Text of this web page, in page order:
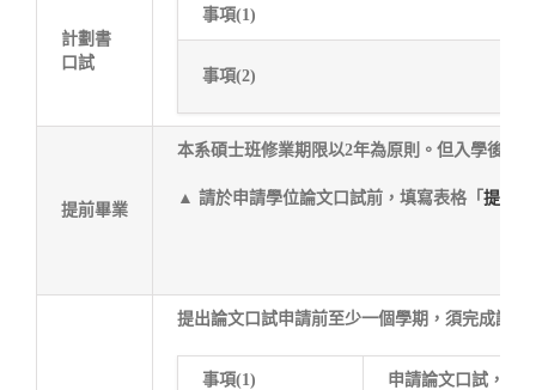
計劃書
口試
事項(1)
事項(2)
提前畢業
本系碩士班修業期限以2年為原則。但入學後，
▲ 請於申請學位論文口試前，填寫表格「 提前
提出論文口試申請前至少一個學期，須完成論
事項(1) 申請論文口試，須